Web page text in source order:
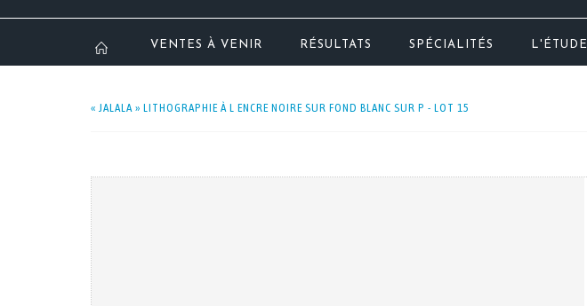
VENTES À VENIR RÉSULTATS SPÉCIALITÉS L'ÉTUDE
« JALALA » LITHOGRAPHIE À L ENCRE NOIRE SUR FOND BLANC SUR P - LOT 15